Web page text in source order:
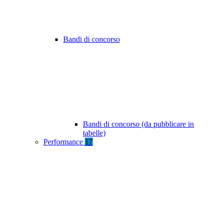
Bandi di concorso
Bandi di concorso (da pubblicare in
tabelle)
Performance 17